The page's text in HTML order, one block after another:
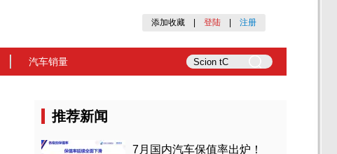
添加收藏 登陆 注册
汽车销量
推荐新闻
7月国内汽车保值率出炉！